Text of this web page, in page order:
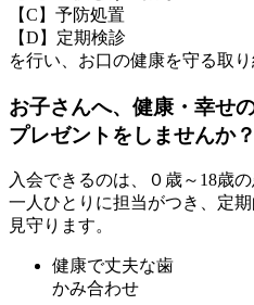
【C】予防処置
【D】定期検診
を行い、お口の健康を守る取
お子さんへ、健康・幸せ
プレゼントをしませんか？
入会できるのは、０歳～18歳
一人ひとりに担当がつき、定
見守ります。
健康で丈夫な歯
かみ合わせ